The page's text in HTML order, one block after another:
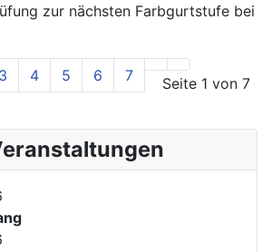
zur nächsten Farbgurtstufe bei
Seite 1 von 7
3 4 5 6 7